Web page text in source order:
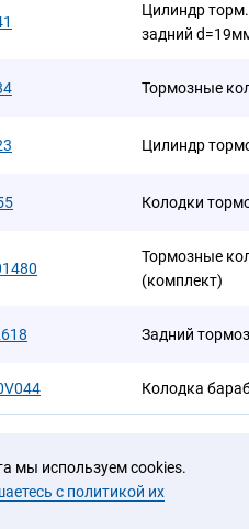
мы используем cookies.
с политикой их
Цилиндр
задний
Тормозные
Цилиндр
Колодки
Тормозные
(комплект)
Задний
Колодка